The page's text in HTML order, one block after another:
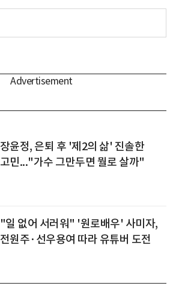
장윤정, 은퇴 후 '제2의 삶' 진솔한
고민..."가수 그만두면 뭘로 살까"
"일 없어 서러워" '원로배우' 사미자,
전원주·선우용여 따라 유튜버 도전